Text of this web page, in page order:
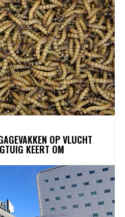
OP VLUCHT
KEERT OM